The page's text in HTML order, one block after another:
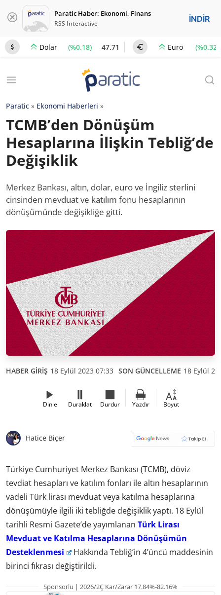
Paratic Haber: Ekonomi, Finans
RSS Interactive İNDİR
Dolar (%0.18) 47.71 Euro (%0.32)
Paratic » Ekonomi Haberleri »
TCMB’den Dönüşüm
Hesaplarına İlişkin Tebliğ’de
Değişiklik
Merkez Bankası, altın, dolar, euro ve İngiliz sterlini
cinsinden mevduat ve katılım fonu hesaplarının
dönüşümünde değişikliğe gitti.
HABER GİRİŞ 18 Eylül 2023 07:33 SON GÜNCELLEME 18 Eylül
Dinle Duraklat Durdur Yazdır Boyut
Hatice Biçer
Türkiye Cumhuriyet Merkez Bankası (TCMB), döviz
tevdiat hesapları ve katılım fonları ile altın hesaplarının
vadeli Türk lirası mevduat veya katılma hesaplarına
dönüşümüyle ilgili iki tebliğde değişiklik yaptı. 18 Eylül
tarihli Resmi Gazete’de yayımlanan Türk Lirası
Mevduat ve Katılma Hesaplarına Dönüşümün
Desteklenmesi
Hakkında Tebliğ’in 4’üncü maddesinin
birinci fıkrası değiştirildi.
Sponsorlu | 2026/2Ç Kar/Zarar 17.84%-82.16%